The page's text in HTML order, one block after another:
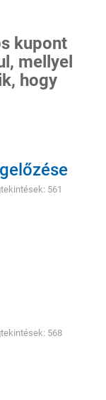
kupont
mellyel
hogy
561
568